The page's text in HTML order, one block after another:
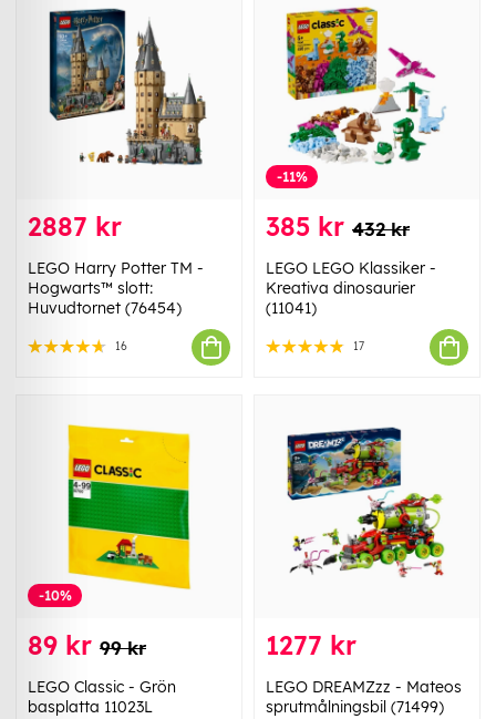
2887 kr
LEGO Harry Potter TM -
Hogwarts™ slott:
Huvudtornet (76454)
16
-11%
385 kr 432 kr
LEGO LEGO Klassiker -
Kreativa dinosaurier
(11041)
17
-10%
89 kr 99 kr
LEGO Classic - Grön
basplatta 11023L
1277 kr
LEGO DREAMZzz - Mateos
sprutmålningsbil (71499)